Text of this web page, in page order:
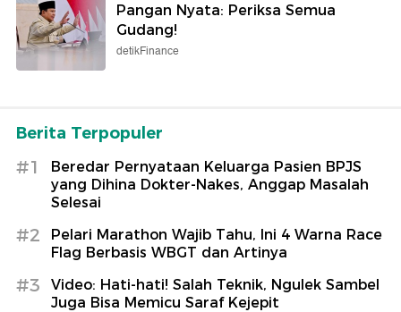
Pangan Nyata: Periksa Semua
Gudang!
detikFinance
Berita Terpopuler
#1
Beredar Pernyataan Keluarga Pasien BPJS
yang Dihina Dokter-Nakes, Anggap Masalah
Selesai
#2
Pelari Marathon Wajib Tahu, Ini 4 Warna Race
Flag Berbasis WBGT dan Artinya
#3
Video: Hati-hati! Salah Teknik, Ngulek Sambel
Juga Bisa Memicu Saraf Kejepit